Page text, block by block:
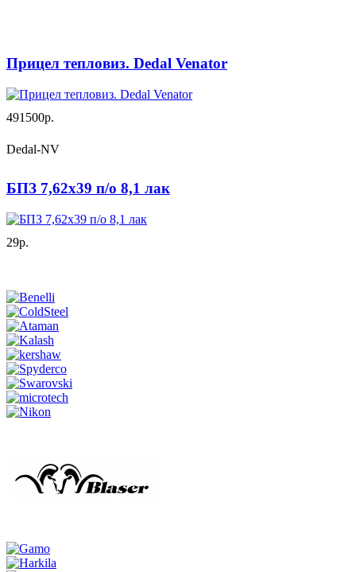
Прицел тепловиз. Dedal Venator
491500р.
Dedal-NV
БПЗ 7,62х39 п/о 8,1 лак
29р.